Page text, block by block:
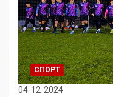
СПОРТ
04-12-2024